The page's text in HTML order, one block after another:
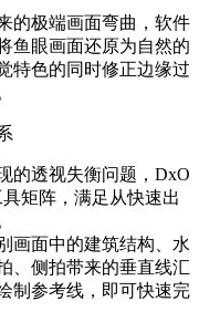
的极端画面弯曲，软件
鱼眼画面还原为自然的
特色的同时修正边缘过
的透视失衡问题，DxO
矩阵，满足从快速出
画面中的建筑结构、水
、侧拍带来的垂直线汇
制参考线，即可快速完